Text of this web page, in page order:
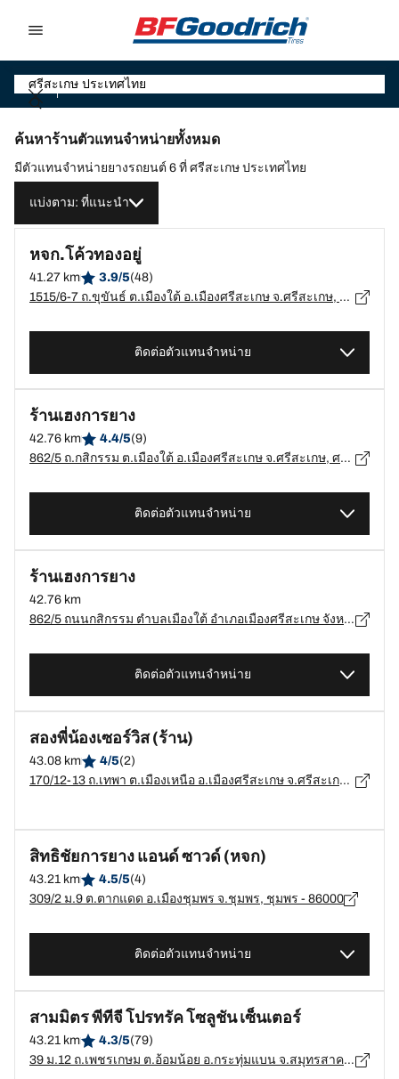
ค้นหาร้านตัวแทนจำหน่ายทั้งหมด
มีตัวแทนจำหน่ายยางรถยนต์ 6 ที่ ศรีสะเกษ ประเทศไทย
แบ่งตาม: ที่แนะนำ
หจก.โค้วทองอยู่
41.27 km 3.9/5(48)
1515/6-7 ถ.ขุขันธ์ ต.เมืองใต้ อ.เมืองศรีสะเกษ จ.ศรีสะเกษ, ศรีสะเกษ - 33000
ติดต่อตัวแทนจำหน่าย
ร้านเฮงการยาง
42.76 km 4.4/5(9)
862/5 ถ.กสิกรรม ต.เมืองใต้ อ.เมืองศรีสะเกษ จ.ศรีสะเกษ, ศรีสะเกษ - 33000
ติดต่อตัวแทนจำหน่าย
ร้านเฮงการยาง
42.76 km
862/5 ถนนกสิกรรม ตำบลเมืองใต้ อำเภอเมืองศรีสะเกษ จังหวัดศรีสะเกษ 33000, ศรีสะเกษ - 33000
ติดต่อตัวแทนจำหน่าย
สองพี่น้องเซอร์วิส (ร้าน)
43.08 km 4/5(2)
170/12-13 ถ.เทพา ต.เมืองเหนือ อ.เมืองศรีสะเกษ จ.ศรีสะเกษ, ศรีสะเกษ - 33000
สิทธิชัยการยาง แอนด์ ซาวด์ (หจก)
43.21 km 4.5/5(4)
309/2 ม.9 ต.ตากแดด อ.เมืองชุมพร จ.ชุมพร, ชุมพร - 86000
ติดต่อตัวแทนจำหน่าย
สามมิตร พีทีจี โปรทรัค โซลูชัน เซ็นเตอร์
43.21 km 4.3/5(79)
39 ม.12 ถ.เพชรเกษม ต.อ้อมน้อย อ.กระทุ่มแบน จ.สมุทรสาคร, สมุทรสาคร - 74130